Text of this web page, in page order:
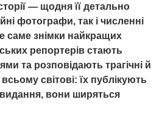
— щодня її детально
фотографи, так і численні
саме знімки найкращих
репортерів стають
та розповідають трагічні й
всьому світові: їх публікують
видання, вони ширяться